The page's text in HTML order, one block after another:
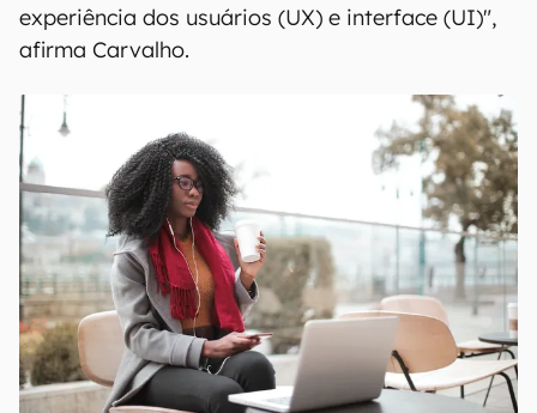
experiência dos usuários (UX) e interface (UI)",
afirma Carvalho.